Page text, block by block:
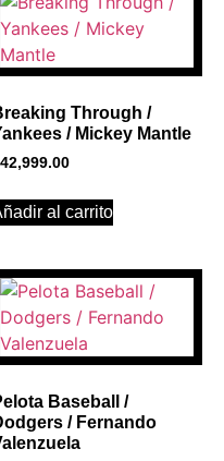
Through /
/ Mickey Mantle
42,999.00
al carrito
Baseball /
/ Fernando